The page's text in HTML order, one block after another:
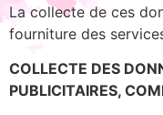
La collecte de ces
fourniture des
COLLECTE DES
PUBLICITAIRES,